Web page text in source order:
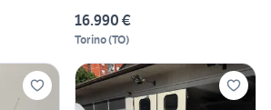
16.990 €
Torino(TO)